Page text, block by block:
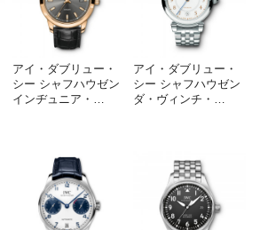
アイ・ダブリュー・
シー シャフハウゼン
インヂュニア・ …
アイ・ダブリュー・
シー シャフハウゼン
ダ・ヴィンチ・ …